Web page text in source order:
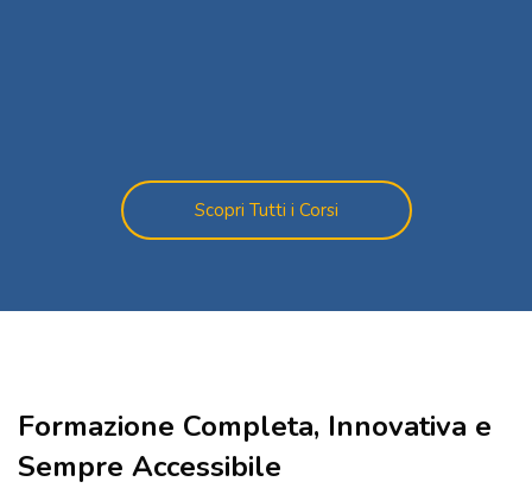
Scopri Tutti i Corsi
Salta [Cocoon] About (Text with Image)
Formazione Completa, Innovativa e
Sempre Accessibile